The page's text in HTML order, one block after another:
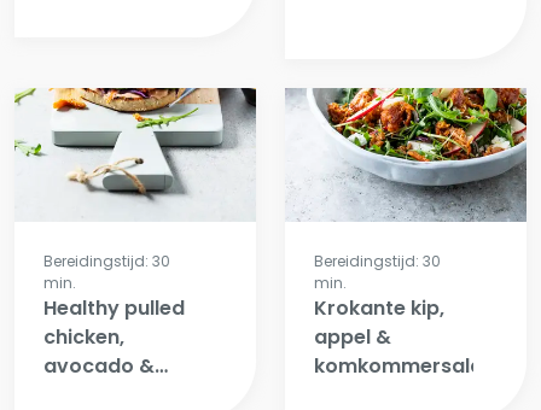
Bereidingstijd: 30
min.
Healthy pulled
chicken,
avocado &
Bereidingstijd: 30
min.
Krokante kip,
appel &
komkommersalade